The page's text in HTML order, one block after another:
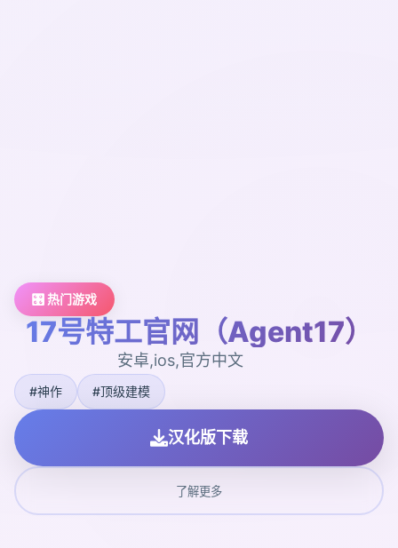
🎛️ 热门游戏
17号特工官网（Agent17）
安卓,ios,官方中文
#神作 #顶级建模
汉化版下载
了解更多